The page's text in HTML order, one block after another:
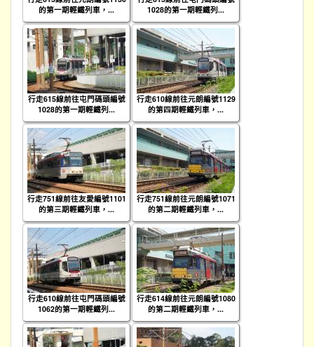
的第一期輕鐵列車，...
1028的第一期輕鐵列...
行走615線前往屯門碼頭編號
1028的第一期輕鐵列...
行走610線前往元朗編號1129
的第四期輕鐵列車，...
行走751線前往友愛編號1101
的第三期輕鐵列車，...
行走751線前往元朗編號1071
的第二期輕鐵列車，...
行走610線前往屯門碼頭編號
1062的第一期輕鐵列...
行走614線前往元朗編號1080
的第二期輕鐵列車，...